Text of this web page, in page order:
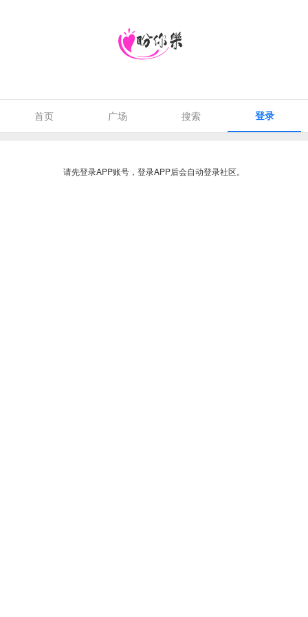
首页 广场 搜索 登录
请先登录APP账号，登录APP后会自动登录社区。